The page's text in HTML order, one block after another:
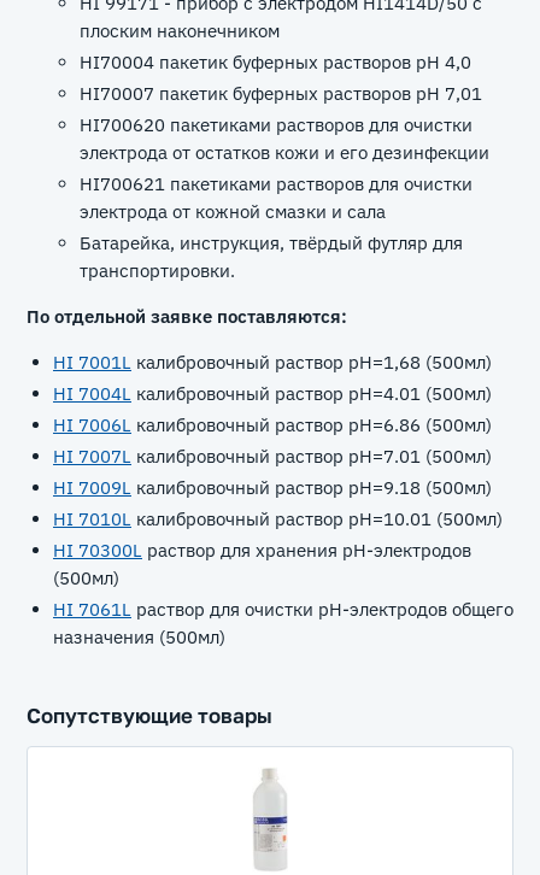
плоским наконечником
HI70004 пакетик буферных растворов рН 4,0
HI70007 пакетик буферных растворов рН 7,01
HI700620 пакетиками растворов для очистки
электрода от остатков кожи и его дезинфекции
HI700621 пакетиками растворов для очистки
электрода от кожной смазки и сала
Батарейка, инструкция, твёрдый футляр для
транспортировки.
По отдельной заявке поставляются:
HI 7001L калибровочный раствор рН=1,68 (500мл)
HI 7004L калибровочный раствор pH=4.01 (500мл)
HI 7006L калибровочный раствор pH=6.86 (500мл)
HI 7007L калибровочный раствор pH=7.01 (500мл)
HI 7009L калибровочный раствор pH=9.18 (500мл)
HI 7010L калибровочный раствор pH=10.01 (500мл)
HI 70300L раствор для хранения рН-электродов
(500мл)
HI 7061L раствор для очистки рН-электродов общего
назначения (500мл)
Сопутствующие товары